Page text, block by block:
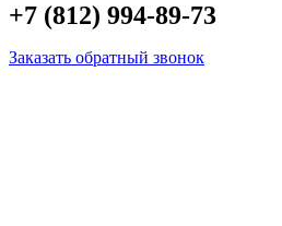
+7 (812) 994-89-73
Заказать обратный звонок